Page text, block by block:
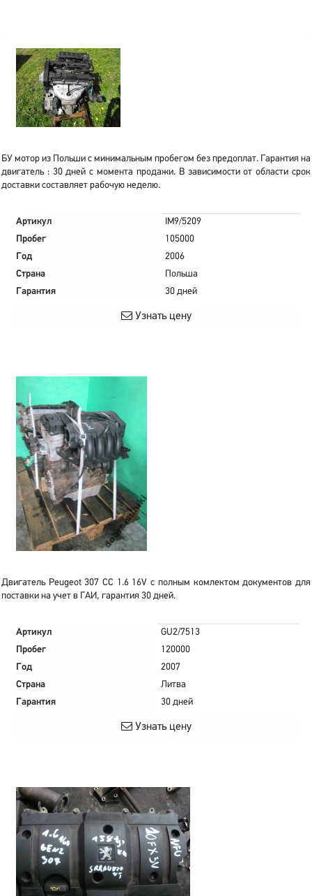
БУ мотор из Польши с минимальным пробегом без предоплат. Гарантия на
двигатель : 30 дней с момента продажи. В зависимости от области срок
доставки составляет рабочую неделю.
Артикул
IM9/5209
Пробег
105000
Год
2006
Страна
Польша
Гарантия
30 дней
Узнать цену
Двигатель Peugeot 307 CC 1.6 16V с полным комлектом документов для
поставки на учет в ГАИ, гарантия 30 дней.
Артикул
GU2/7513
Пробег
120000
Год
2007
Страна
Литва
Гарантия
30 дней
Узнать цену